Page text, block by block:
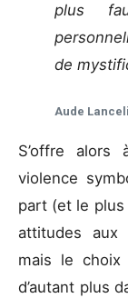
plus
de
Aude
S’offre
violence
part (et le
attitudes aux
mais le
d’autant plus